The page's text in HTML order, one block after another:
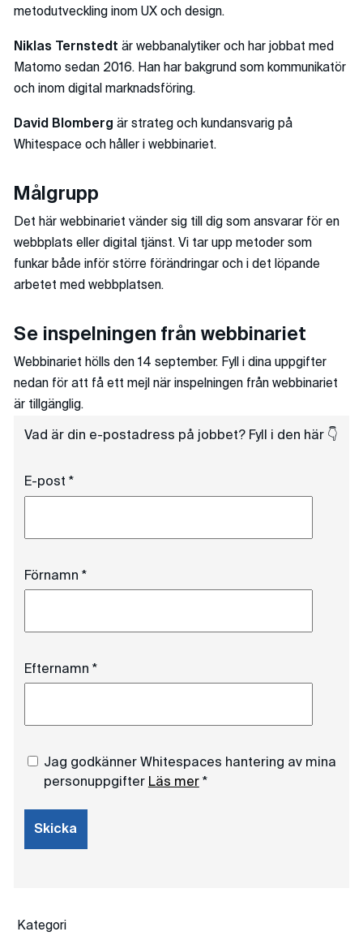
metodutveckling inom UX och design.
Niklas Ternstedt är webbanalytiker och har jobbat med
Matomo sedan 2016. Han har bakgrund som kommunikatör
och inom digital marknadsföring.
David Blomberg är strateg och kundansvarig på
Whitespace och håller i webbinariet.
Målgrupp
Det här webbinariet vänder sig till dig som ansvarar för en
webbplats eller digital tjänst. Vi tar upp metoder som
funkar både inför större förändringar och i det löpande
arbetet med webbplatsen.
Se inspelningen från webbinariet
Webbinariet hölls den 14 september. Fyll i dina uppgifter
nedan för att få ett mejl när inspelningen från webbinariet
är tillgänglig.
Kategori